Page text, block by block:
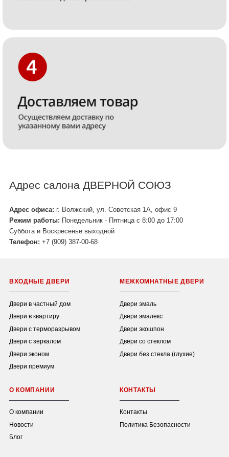
Адрес салона ДВЕРНОЙ СОЮЗ
Адрес офиса: г. Волжский, ул. Советская 1А, офис 9
Режим работы: Понедельник - Пятница с 8:00 до 17:00
Суббота и Воскресенье выходной
Телефон: +7 (909) 387-00-68
ВХОДНЫЕ ДВЕРИ
Двери в частный дом
Двери в квартиру
Двери с терморазрывом
Двери с зеркалом
Двери эконом
Двери премиум
МЕЖКОМНАТНЫЕ ДВЕРИ
Двери эмаль
Двери эмалекс
Двери экошпон
Двери со стеклом
Двери без стекла (глухие)
О КОМПАНИИ
О компании
Новости
Блог
КОНТАКТЫ
Контакты
Политика Безопасности